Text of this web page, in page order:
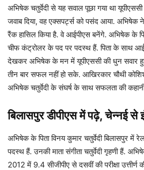
अभिषेक चतुर्वेदी से यह सवाल पूछा गया था
जवाब दिया, वह एक्सपर्ट्स को पसंद आया.
रैंक हासिल किया है. वे आईपीएस बनेंगे. अभिषेक के
चीफ कंट्रोलर के पद पर पदस्थ हैं. पिता के साथ
देखकर अभिषेक के मन में यूपीएससी की धुन सवार
तीन बार सफल नहीं हो सके. आखिरकार चौथी
अभिषेक चतुर्वेदी के संघर्ष के साथ सफलता की
बिलासपुर डीपीएस में पढ़े, चेन्नई से
अभिषेक के पिता विनय कुमार चतुर्वेदी बिलासपुर
पदस्थ हैं. उनकी माता संगीता चतुर्वेदी गृहणी हैं.
2012 में 9.4 सीजीपीए से दसवीं की परीक्षा उत्तीर्ण